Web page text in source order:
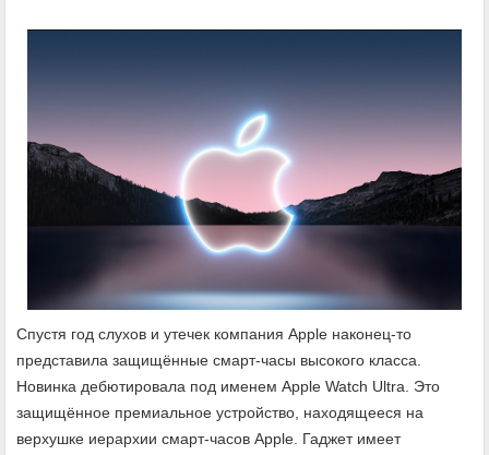
Спустя год слухов и утечек компания Apple наконец-то
представила защищённые смарт-часы высокого класса.
Новинка дебютировала под именем Apple Watch Ultra. Это
защищённое премиальное устройство, находящееся на
верхушке иерархии смарт-часов Apple. Гаджет имеет